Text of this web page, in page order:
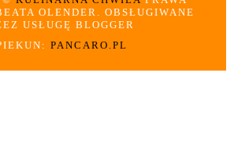
OLENDER. OBSŁUGIWANE
USŁUGĘ BLOGGER
PANCARO.PL